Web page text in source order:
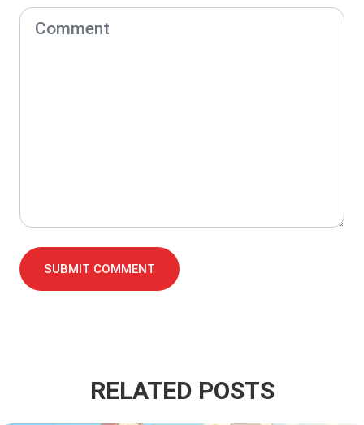
SUBMIT COMMENT
RELATED POSTS